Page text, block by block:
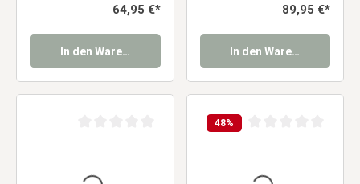
Regulärer Preis:
64,95 €*
In den Warenkorb
Regulärer Preis:
89,95 €*
In den Warenkorb
48%